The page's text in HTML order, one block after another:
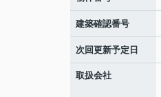
建築確認番号
次回更新予定日
取扱会社